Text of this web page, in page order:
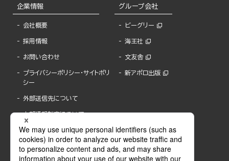
企業情報
会社概要
採用情報
お問い合わせ
プライバシーポリシー・サイトポリ
シー
外部送信先について
内部通報制度について
グループ会社
ビーグリー
海王社
文友舎
新アポロ出版